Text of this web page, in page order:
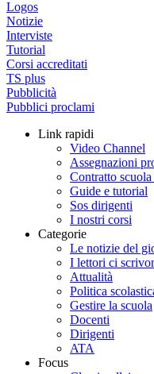
Logos
Notizie
Interviste
Tutorial
Corsi accreditati
TS plus
Pubblicità
Pubblici proclami
Link rapidi
Video Channel
Assegnazioni
Contratto
Guide e tutorial
Sos dirigenti
I nostri corsi
Categorie
Le notizie del
I lettori ci
Attualità
Politica
Gestire la scuola
Docenti
Dirigenti
ATA
Focus